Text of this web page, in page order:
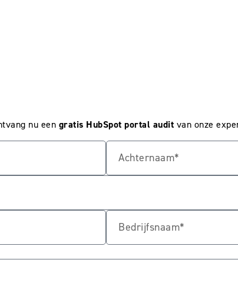
nu een gratis HubSpot portal audit van onze